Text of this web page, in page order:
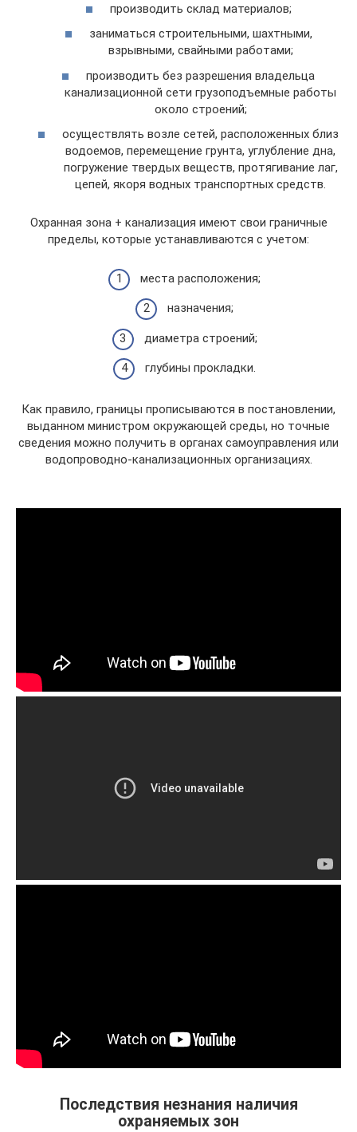
производить склад материалов;
заниматься строительными, шахтными,
взрывными, свайными работами;
производить без разрешения владельца
канализационной сети грузоподъемные работы
около строений;
осуществлять возле сетей, расположенных близ
водоемов, перемещение грунта, углубление дна,
погружение твердых веществ, протягивание лаг,
цепей, якоря водных транспортных средств.
Охранная зона + канализация имеют свои граничные
пределы, которые устанавливаются с учетом:
места расположения;
назначения;
диаметра строений;
глубины прокладки.
Как правило, границы прописываются в постановлении,
выданном министром окружающей среды, но точные
сведения можно получить в органах самоуправления или
водопроводно-канализационных организациях.
Последствия незнания наличия
охраняемых зон